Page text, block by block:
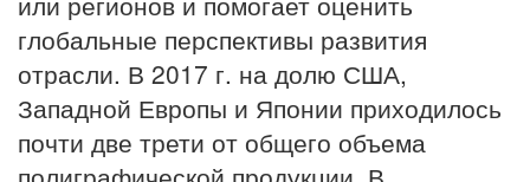
глобальные перспективы развития
отрасли. В 2017 г. на долю США,
Западной Европы и Японии приходилось
почти две трети от общего объема